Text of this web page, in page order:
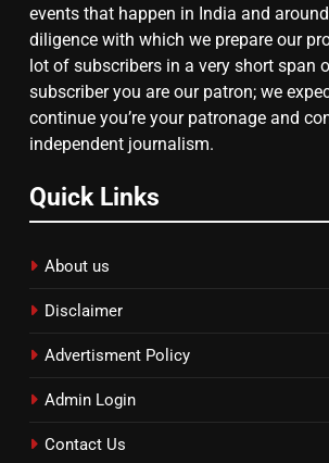
तय किए
8
सुप्रीम कोर्ट ने राहुल
के आरोप खारिज
मां को गाली पर कोर्ट
events that happen in India and
diligence with which we prepare our
lot of subscribers in a very short span
subscriber you are our patron; we
continue you’re your patronage and
independent journalism.
Quick Links
About us
Disclaimer
Advertisment Policy
Admin Login
Contact Us